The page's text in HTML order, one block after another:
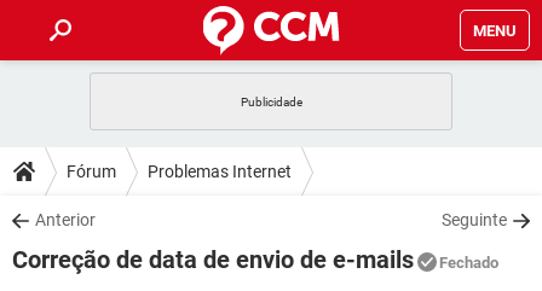
MENU
CELULAR FACEBOOK
OUTLOOK
INSTAGRAM GMAIL
DICAS
JOGOS WHATSAPP
DOWNLOADS
JOGOS WHATSAPP
Fórum Problemas Internet
Anterior Seguinte
Correção de data de envio de e-mails Fechado